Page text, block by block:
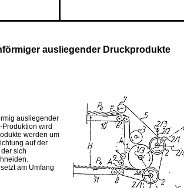
ausliegender Druckprodukte
ausliegender
wird
werden um
auf der
sich
am Umfang